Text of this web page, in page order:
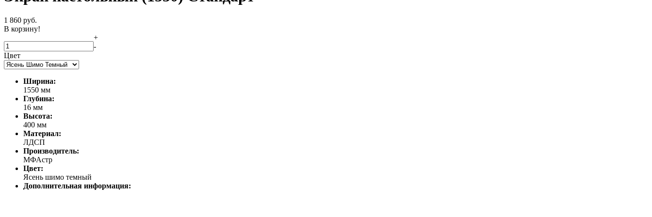
1 860 руб.
В корзину!
+
-
Цвет
Ширина:
1550 мм
Глубина:
16 мм
Высота:
400 мм
Материал:
ЛДСП
Производитель:
МФАстр
Цвет:
Ясень шимо темный
Дополнительная информация: